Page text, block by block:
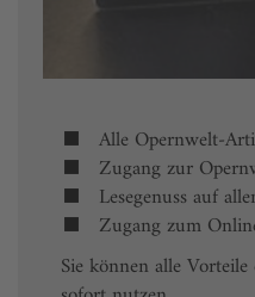
Alle Opernwelt-
Zugang zur
Lesegenuss auf
Zugang zum
Sie können alle Vorteile